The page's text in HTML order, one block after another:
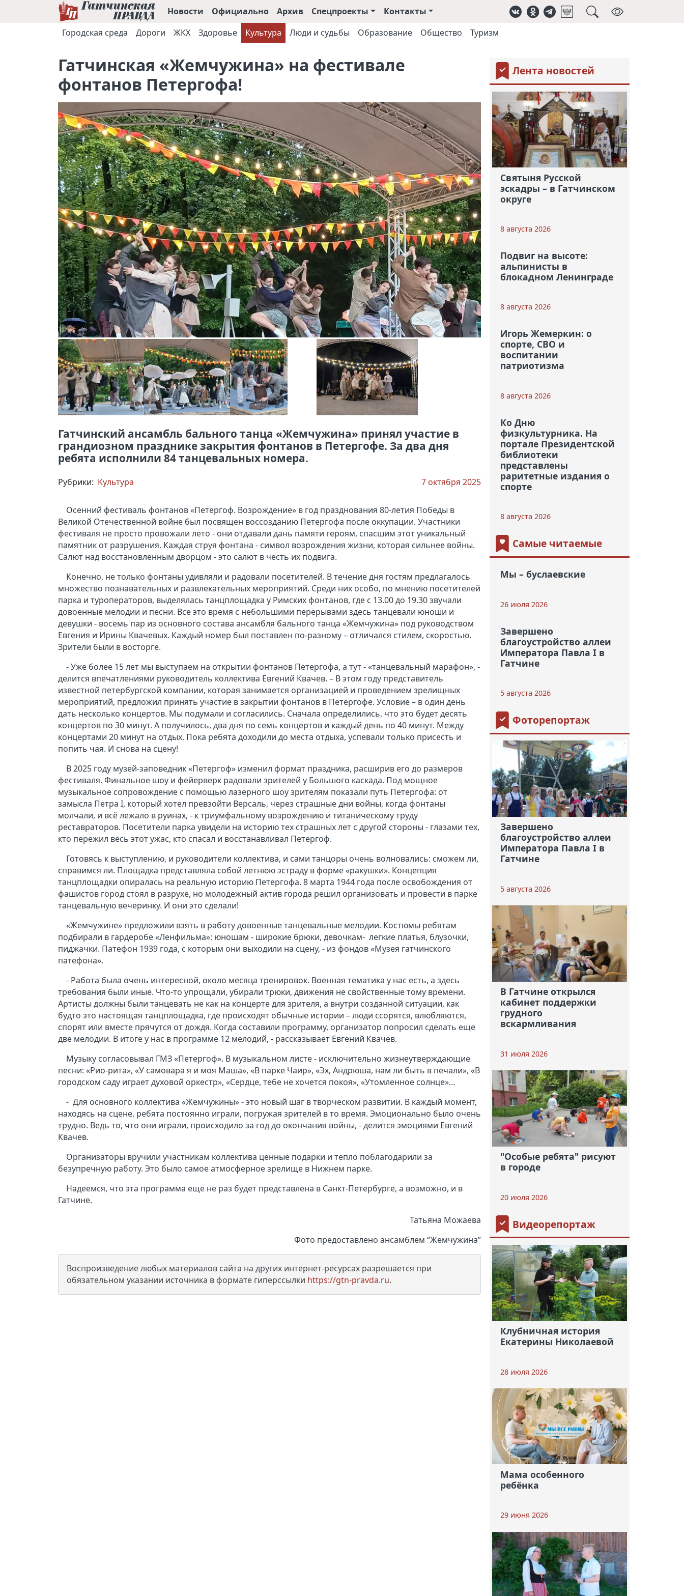
Новости Официально Архив Спецпроекты
Контакты
Городская среда
Дороги ЖКХ Здоровье Культура Люди и судьбы Образование Общество Туризм
Гатчинская «Жемчужина» на фестивале
фонтанов Петергофа!
Гатчинский ансамбль бального танца «Жемчужина» принял участие в
грандиозном празднике закрытия фонтанов в Петергофе. За два дня
ребята исполнили 84 танцевальных номера.
Рубрики: Культура 7 октября 2025
Осенний фестиваль фонтанов «Петергоф. Возрождение» в год празднования 80-летия Победы в
Великой Отечественной войне был посвящен воссозданию Петергофа после оккупации. Участники
фестиваля не просто провожали лето - они отдавали дань памяти героям, спасшим этот уникальный
памятник от разрушения. Каждая струя фонтана - символ возрождения жизни, которая сильнее войны.
Салют над восстановленным дворцом - это салют в честь их подвига.
Конечно, не только фонтаны удивляли и радовали посетителей. В течение дня гостям предлагалось
множество познавательных и развлекательных мероприятий. Среди них особо, по мнению посетителей
парка и туроператоров, выделялась танцплощадка у Римских фонтанов, где с 13.00 до 19.30 звучали
довоенные мелодии и песни. Все это время с небольшими перерывами здесь танцевали юноши и
девушки - восемь пар из основного состава ансамбля бального танца «Жемчужина» под руководством
Евгения и Ирины Квачевых. Каждый номер был поставлен по-разному – отличался стилем, скоростью.
Зрители были в восторге.
- Уже более 15 лет мы выступаем на открытии фонтанов Петергофа, а тут - «танцевальный марафон», -
делится впечатлениями руководитель коллектива Евгений Квачев. – В этом году представитель
известной петербургской компании, которая занимается организацией и проведением зрелищных
мероприятий, предложил принять участие в закрытии фонтанов в Петергофе. Условие – в один день
дать несколько концертов. Мы подумали и согласились. Сначала определились, что это будет десять
концертов по 30 минут. А получилось, два дня по семь концертов и каждый день по 40 минут. Между
концертами 20 минут на отдых. Пока ребята доходили до места отдыха, успевали только присесть и
попить чая. И снова на сцену!
В 2025 году музей-заповедник «Петергоф» изменил формат праздника, расширив его до размеров
фестиваля. Финальное шоу и фейерверк радовали зрителей у Большого каскада. Под мощное
музыкальное сопровождение с помощью лазерного шоу зрителям показали путь Петергофа: от
замысла Петра I, который хотел превзойти Версаль, через страшные дни войны, когда фонтаны
молчали, и всё лежало в руинах, - к триумфальному возрождению и титаническому труду
реставраторов. Посетители парка увидели на историю тех страшных лет с другой стороны - глазами тех,
кто пережил весь этот ужас, кто спасал и восстанавливал Петергоф.
Готовясь к выступлению, и руководители коллектива, и сами танцоры очень волновались: сможем ли,
справимся ли. Площадка представляла собой летнюю эстраду в форме «ракушки». Концепция
танцплощадки опиралась на реальную историю Петергофа. 8 марта 1944 года после освобождения от
фашистов город стоял в разрухе, но молодежный актив города решил организовать и провести в парке
танцевальную вечеринку. И они это сделали!
«Жемчужине» предложили взять в работу довоенные танцевальные мелодии. Костюмы ребятам
подбирали в гардеробе «Ленфильма»: юношам - широкие брюки, девочкам- легкие платья, блузочки,
пиджачки. Патефон 1939 года, с которым они выходили на сцену, - из фондов «Музея гатчинского
патефона».
- Работа была очень интересной, около месяца тренировок. Военная тематика у нас есть, а здесь
требования были иные. Что-то упрощали, убирали трюки, движения не свойственные тому времени.
Артисты должны были танцевать не как на концерте для зрителя, а внутри созданной ситуации, как
будто это настоящая танцплощадка, где происходят обычные истории – люди ссорятся, влюбляются,
спорят или вместе прячутся от дождя. Когда составили программу, организатор попросил сделать еще
две мелодии. В итоге у нас в программе 12 мелодий, - рассказывает Евгений Квачев.
Музыку согласовывал ГМЗ «Петергоф». В музыкальном листе - исключительно жизнеутверждающие
песни: «Рио-рита», «У самовара я и моя Маша», «В парке Чаир», «Эх, Андрюша, нам ли быть в печали», «В
городском саду играет духовой оркестр», «Сердце, тебе не хочется покоя», «Утомленное солнце»…
- Для основного коллектива «Жемчужины» - это новый шаг в творческом развитии. В каждый момент,
находясь на сцене, ребята постоянно играли, погружая зрителей в то время. Эмоционально было очень
трудно. Ведь то, что они играли, происходило за год до окончания войны, - делится эмоциями Евгений
Квачев.
Организаторы вручили участникам коллектива ценные подарки и тепло поблагодарили за
безупречную работу. Это было самое атмосферное зрелище в Нижнем парке.
Надеемся, что эта программа еще не раз будет представлена в Санкт-Петербурге, а возможно, и в
Гатчине.
Татьяна Можаева
Фото предоставлено ансамблем “Жемчужина”
Воспроизведение любых материалов сайта на других интернет-ресурсах разрешается при
обязательном указании источника в формате гиперссылки https://gtn-pravda.ru.
Лента новостей
Святыня Русской
эскадры – в Гатчинском
округе
8 августа 2026
Подвиг на высоте:
альпинисты в
блокадном Ленинграде
8 августа 2026
Игорь Жемеркин: о
спорте, СВО и
воспитании
патриотизма
8 августа 2026
Ко Дню
физкультурника. На
портале Президентской
библиотеки
представлены
раритетные издания о
спорте
8 августа 2026
Самые читаемые
Мы – буслаевские
26 июля 2026
Завершено
благоустройство аллеи
Императора Павла I в
Гатчине
5 августа 2026
Фоторепортаж
Завершено
благоустройство аллеи
Императора Павла I в
Гатчине
5 августа 2026
В Гатчине открылся
кабинет поддержки
грудного
вскармливания
31 июля 2026
"Особые ребята" рисуют
в городе
20 июля 2026
Видеорепортаж
Клубничная история
Екатерины Николаевой
28 июля 2026
Мама особенного
ребёнка
29 июня 2026